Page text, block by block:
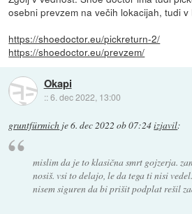
osebni prevzem na večih lokacijah, tudi v
https://shoedoctor.eu/pickreturn-2/
https://shoedoctor.eu/prevzem/
Okapi
::6. dec 2022, 13:00
gruntfürmich je6. dec 2022 ob 07:24izjavil:
mislim da je to klasična smrt gojzerja.
nosiš. vsi to delajo, le da tega ti nisi vedel.
nisem siguren da bi prišit podplat rešil